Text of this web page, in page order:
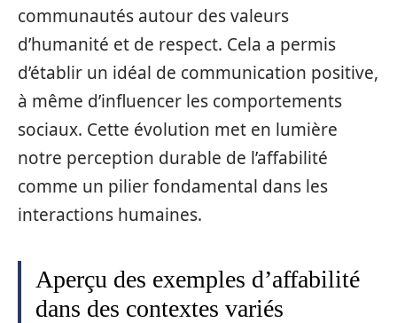
communautés autour des valeurs
d’humanité et de respect. Cela a permis
d’établir un idéal de communication positive,
à même d’influencer les comportements
sociaux. Cette évolution met en lumière
notre perception durable de l’affabilité
comme un pilier fondamental dans les
interactions humaines.
Aperçu des exemples d’affabilité
dans des contextes variés